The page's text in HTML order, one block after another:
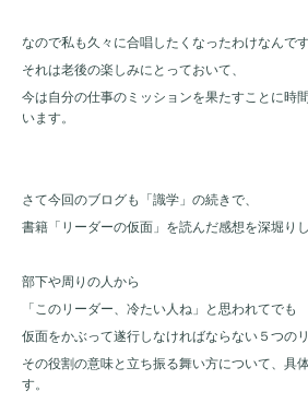
なので私も久々に合唱したくなったわけなんです
それは老後の楽しみにとっておいて、
今は自分の仕事のミッションを果たすことに時
います。
さて今回のブログも「識学」の続きで、
書籍「リーダーの仮面」を読んだ感想を深堀り
部下や周りの人から
「このリーダー、冷たい人ね」と思われてでも
仮面をかぶって遂行しなければならない５つの
その役割の意味と立ち振る舞い方について、具
す。